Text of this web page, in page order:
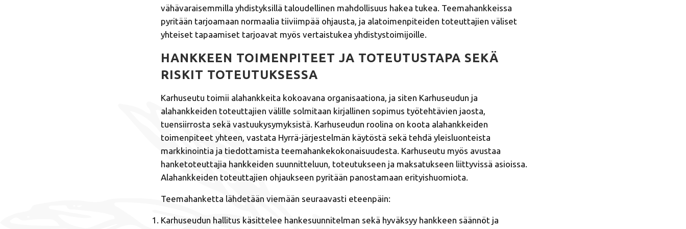
vähävaraisemmilla yhdistyksillä taloudellinen mahdollisuus hakea tukea. Teemahankkeissa
pyritään tarjoamaan normaalia tiiviimpää ohjausta, ja alatoimenpiteiden toteuttajien väliset
yhteiset tapaamiset tarjoavat myös vertaistukea yhdistystoimijoille.
HANKKEEN TOIMENPITEET JA TOTEUTUSTAPA SEKÄ
RISKIT TOTEUTUKSESSA
Karhuseutu toimii alahankkeita kokoavana organisaationa, ja siten Karhuseudun ja
alahankkeiden toteuttajien välille solmitaan kirjallinen sopimus työtehtävien jaosta,
tuensiirrosta sekä vastuukysymyksistä. Karhuseudun roolina on koota alahankkeiden
toimenpiteet yhteen, vastata Hyrrä-­järjestelmän käytöstä sekä tehdä yleisluonteista
markkinointia ja tiedottamista teemahankekokonaisuudesta. Karhuseutu myös avustaa
hanketoteuttajia hankkeiden suunnitteluun, toteutukseen ja maksatukseen liittyvissä asioissa.
Alahankkeiden toteuttajien ohjaukseen pyritään panostamaan erityishuomiota.
Teemahanketta lähdetään viemään seuraavasti eteenpäin:
Karhuseudun hallitus käsittelee hankesuunnitelman sekä hyväksyy hankkeen säännöt ja